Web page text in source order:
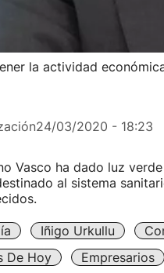
la actividad
24/03/2020 - 18:23
Vasco ha dado luz
al sistema
Iñigo Urkullu
De Hoy
Empresarios